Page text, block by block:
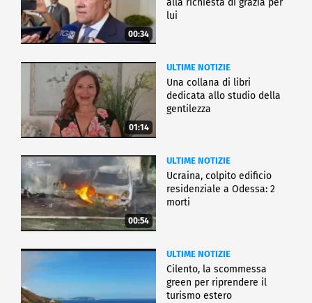
00:34
lui
01:14
ULTIME NOTIZIE
Una collana di libri
dedicata allo studio della
gentilezza
00:54
ULTIME NOTIZIE
Ucraina, colpito edificio
residenziale a Odessa: 2
morti
ULTIME NOTIZIE
Cilento, la scommessa
green per riprendere il
turismo estero